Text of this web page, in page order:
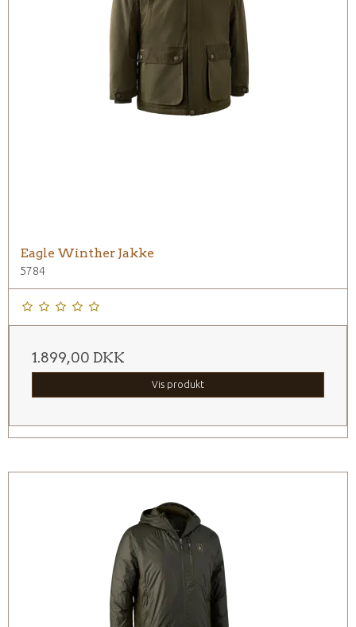
Eagle Winther Jakke
5784
1.899,00 DKK
Vis produkt